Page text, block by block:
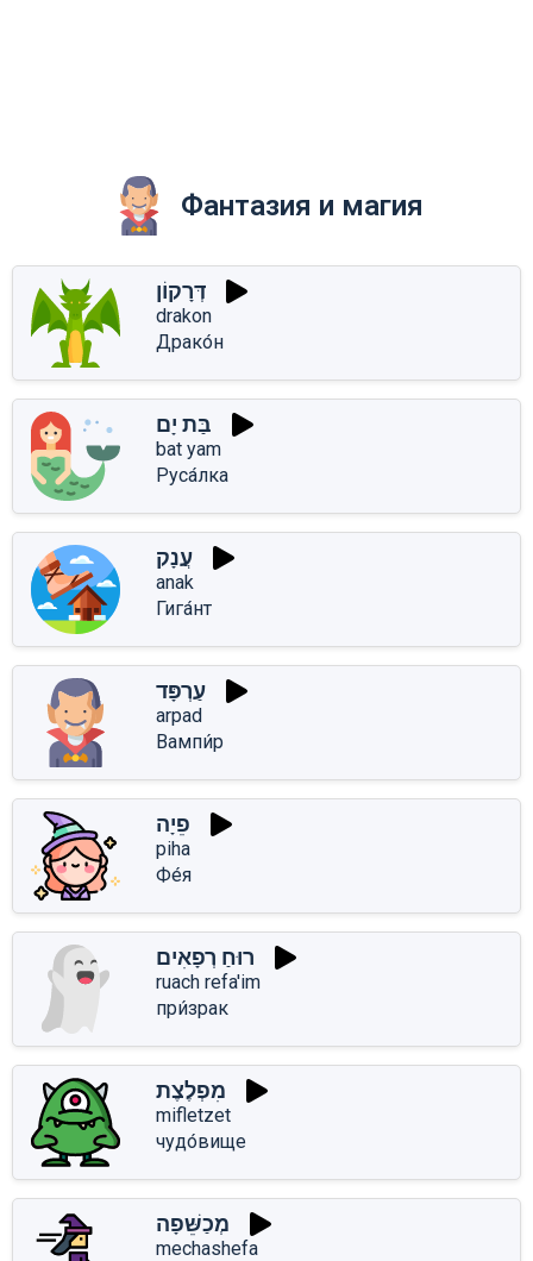
Фантазия и магия
דְּרָקוֹן
drakon
Драко́н
בַּת יָם
bat yam
Руса́лка
עֲנָק
anak
Гига́нт
עַרְפָּד
arpad
Вампи́р
פֵיָה
piha
Фе́я
רוּחַ רְפָאִים
ruach refa'im
при́зрак
מִפְלֶצֶת
mifletzet
чудо́вище
מְכַשֵּׁפָה
mechashefa